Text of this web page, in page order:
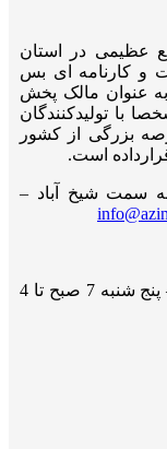
عظیمی در استان
و کارنامه ای بس
عنوان مالک پخش
که شخصا با تولیدکنندگان
بزرگی از کشور
است.
به سمت شیخ آباد –
شنبه تا چهارشنبه از ساعت 7 صبح تا 18 – پنج شنبه 7 صبح تا 4